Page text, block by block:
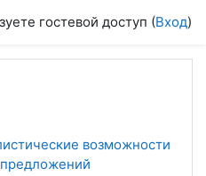
гостевой доступ (Вход)
возможности